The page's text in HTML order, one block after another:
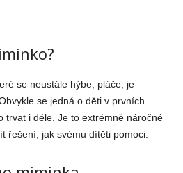
se neustále hýbe, pláče, je
se jedná o děti v prvních
trvat i déle. Je to extrémně náročné
řešení, jak svému dítěti pomoci.